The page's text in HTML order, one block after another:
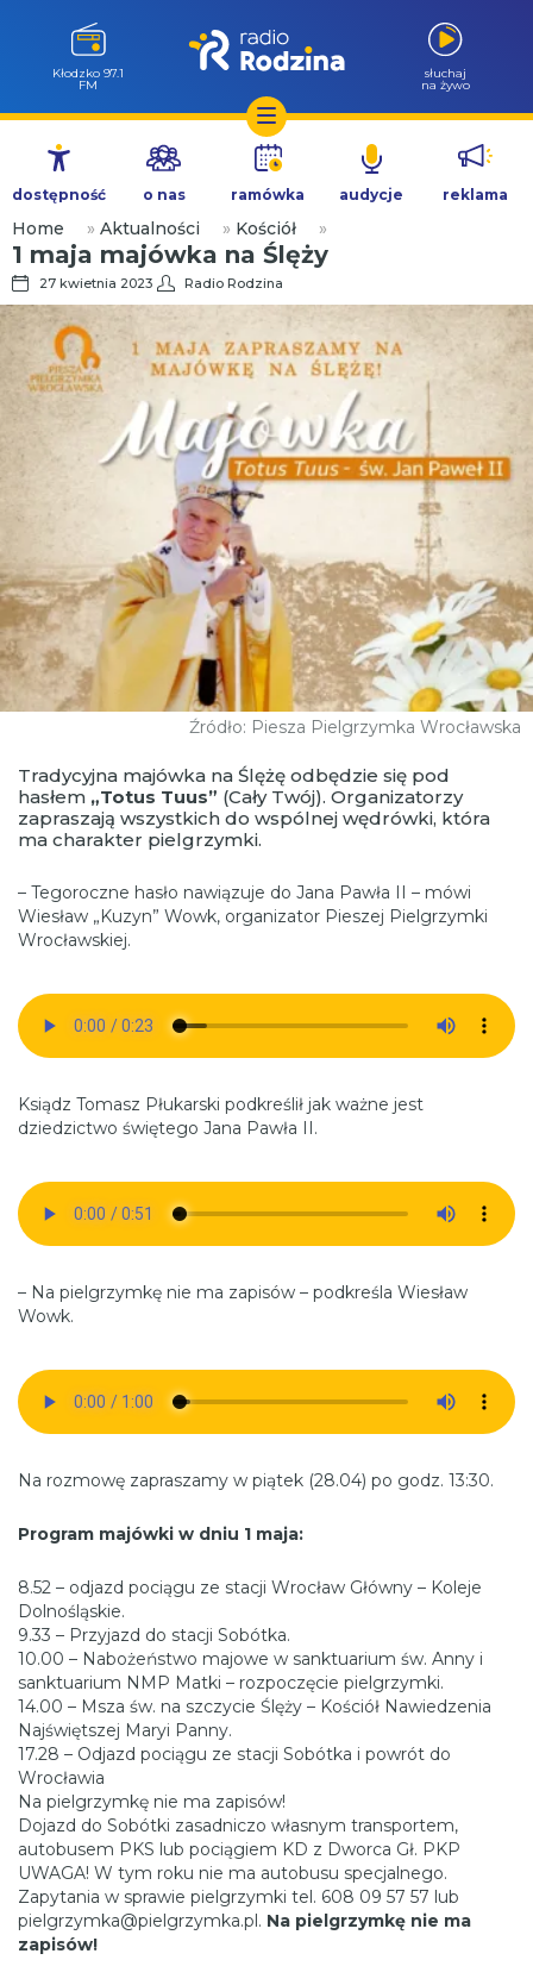
Przejdź
treści
Kłodzko 97.1
FM
słuchaj
na żywo
dostępność o nas ramówka audycje reklama
Home » Aktualności » Kościół »
1 maja majówka na Ślęży
27 kwietnia 2023 Radio Rodzina
Źródło: Piesza Pielgrzymka Wrocławska
Tradycyjna majówka na Ślężę odbędzie się pod
hasłem „Totus Tuus” (Cały Twój). Organizatorzy
zapraszają wszystkich do wspólnej wędrówki, która
ma charakter pielgrzymki.
– Tegoroczne hasło nawiązuje do Jana Pawła II – mówi
Wiesław „Kuzyn” Wowk, organizator Pieszej Pielgrzymki
Wrocławskiej.
Ksiądz Tomasz Płukarski podkreślił jak ważne jest
dziedzictwo świętego Jana Pawła II.
– Na pielgrzymkę nie ma zapisów – podkreśla Wiesław
Wowk.
Na rozmowę zapraszamy w piątek (28.04) po godz. 13:30.
Program majówki w dniu 1 maja:
8.52 – odjazd pociągu ze stacji Wrocław Główny – Koleje
Dolnośląskie.
9.33 – Przyjazd do stacji Sobótka.
10.00 – Nabożeństwo majowe w sanktuarium św. Anny i
sanktuarium NMP Matki – rozpoczęcie pielgrzymki.
14.00 – Msza św. na szczycie Ślęży – Kościół Nawiedzenia
Najświętszej Maryi Panny.
17.28 – Odjazd pociągu ze stacji Sobótka i powrót do
Wrocławia
Na pielgrzymkę nie ma zapisów!
Dojazd do Sobótki zasadniczo własnym transportem,
autobusem PKS lub pociągiem KD z Dworca Gł. PKP
UWAGA! W tym roku nie ma autobusu specjalnego.
Zapytania w sprawie pielgrzymki tel. 608 09 57 57 lub
pielgrzymka@pielgrzymka.pl. Na pielgrzymkę nie ma
zapisów!